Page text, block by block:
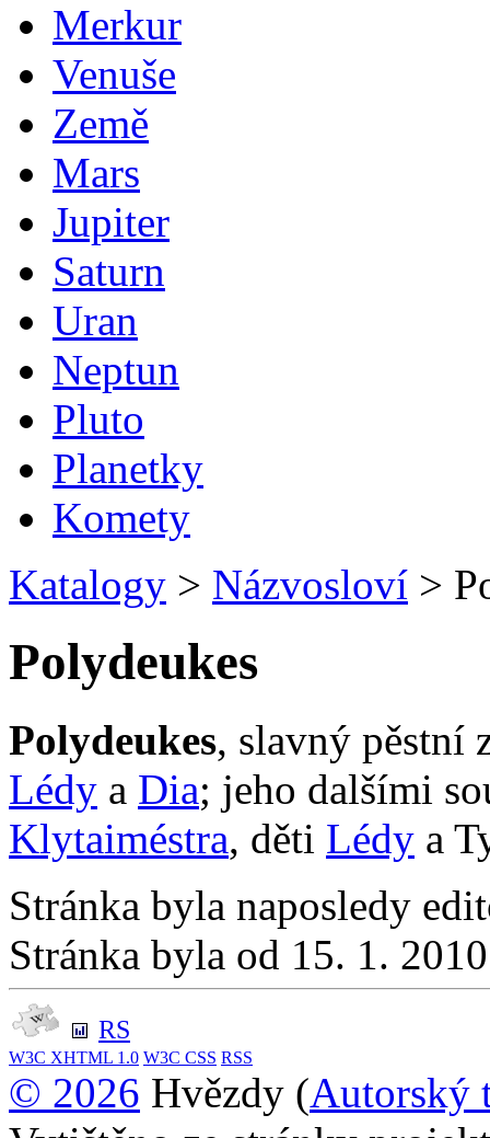
Merkur
Venuše
Země
Mars
Jupiter
Saturn
Uran
Neptun
Pluto
Planetky
Komety
Katalogy > Názvosloví >
Polydeukes
Polydeukes, slavný pěstní
Lédy a Dia; jeho dalšími
Klytaiméstra, děti Lédy a
Stránka byla naposledy
Stránka byla od 15. 1.
RS
W3C XHTML 1.0 W3C CSS RSS
© 2026 Hvězdy (Autorský